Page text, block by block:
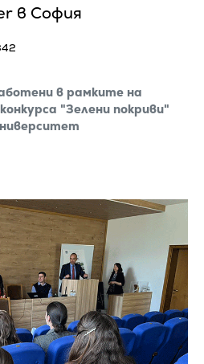
в София
в рамките на
"Зелени покриви"